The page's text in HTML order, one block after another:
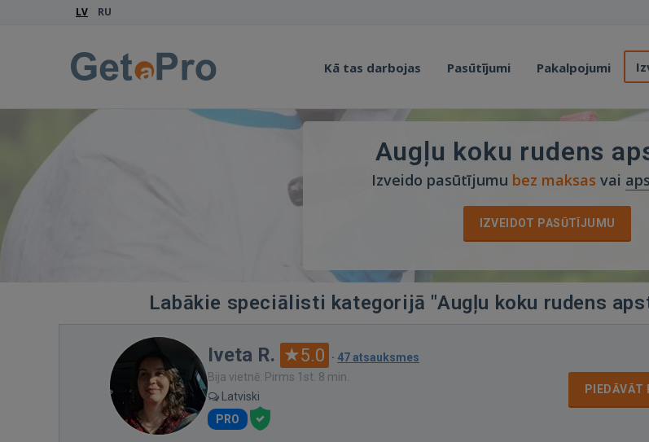
LV RU
Kā tas darbojas Pasūtījumi Pakalpojumi
Augļu koku rudens
Izveido pasūtījumu bez maksas vai
IZVEIDOT PASŪTĪJUMU
Labākie speciālisti kategorijā "Augļu koku rudens
Iveta R. 5.0 · 47 atsauksmes
Bija vietnē: Pirms 1st. 8 min.
Latviski
PRO
PIEDĀVĀT